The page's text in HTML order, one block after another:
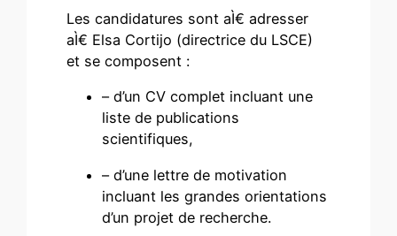
Les candidatures sont aÌ€ adresser
aÌ€ Elsa Cortijo (directrice du LSCE)
et se composent :
– d’un CV complet incluant une
liste de publications
scientifiques,
– d’une lettre de motivation
incluant les grandes orientations
d’un projet de recherche.